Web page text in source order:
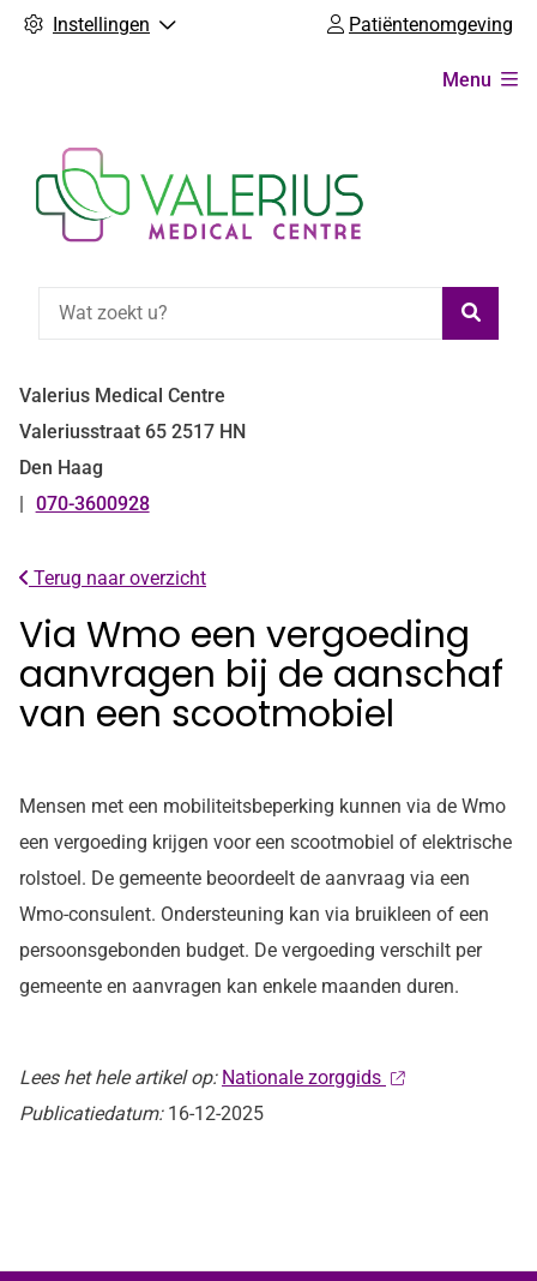
Instellingen Patiëntenomgeving
Menu
Valerius Medical Centre
Valeriusstraat 65 2517 HN
Den Haag
Tel:
070-3600928
Terug naar overzicht
Via Wmo een vergoeding
aanvragen bij de aanschaf
van een scootmobiel
Mensen met een mobiliteitsbeperking kunnen via de Wmo
een vergoeding krijgen voor een scootmobiel of elektrische
rolstoel. De gemeente beoordeelt de aanvraag via een
Wmo-consulent. Ondersteuning kan via bruikleen of een
persoonsgebonden budget. De vergoeding verschilt per
gemeente en aanvragen kan enkele maanden duren.
Lees het hele artikel op: Nationale zorggids
Publicatiedatum: 16-12-2025